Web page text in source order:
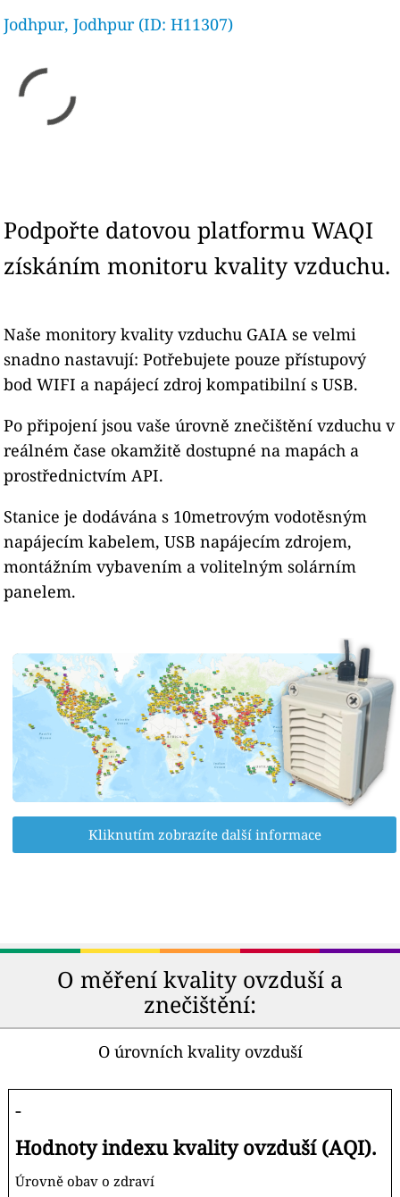
Jodhpur, Jodhpur (ID: H11307)
Podpořte datovou platformu WAQI
získáním monitoru kvality vzduchu.
Naše monitory kvality vzduchu GAIA se velmi
snadno nastavují: Potřebujete pouze přístupový
bod WIFI a napájecí zdroj kompatibilní s USB.
Po připojení jsou vaše úrovně znečištění vzduchu v
reálném čase okamžitě dostupné na mapách a
prostřednictvím API.
Stanice je dodávána s 10metrovým vodotěsným
napájecím kabelem, USB napájecím zdrojem,
montážním vybavením a volitelným solárním
panelem.
Kliknutím zobrazíte další informace
O měření kvality ovzduší a
znečištění:
O úrovních kvality ovzduší
-
Hodnoty indexu kvality ovzduší (AQI).
Úrovně obav o zdraví